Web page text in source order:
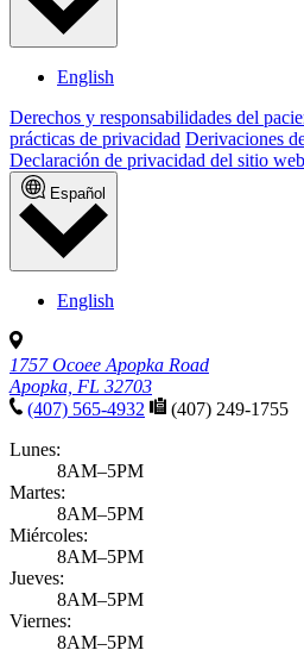
English
Derechos y responsabilidades del
prácticas de privacidad Derivaciones
Declaración de privacidad del sitio web
Español
English
1757 Ocoee Apopka Road
Apopka, FL 32703
(407) 565-4932
(407) 249-1755
Lunes:
8AM–5PM
Martes:
8AM–5PM
Miércoles:
8AM–5PM
Jueves:
8AM–5PM
Viernes:
8AM–5PM